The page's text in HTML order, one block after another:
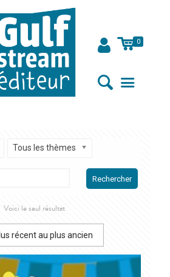
0
Tous les thèmes
Rechercher
Voici le seul résultat